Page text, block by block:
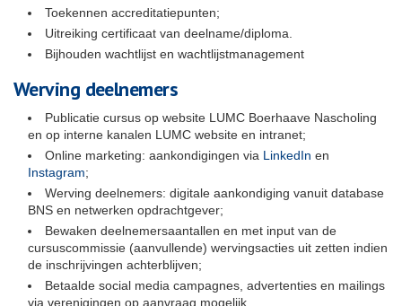
Toekennen accreditatiepunten;
Uitreiking certificaat van deelname/diploma.
Bijhouden wachtlijst en wachtlijstmanagement
Werving deelnemers
Publicatie cursus op website LUMC Boerhaave Nascholing
en op interne kanalen LUMC website en intranet;
Online marketing: aankondigingen via LinkedIn en
Instagram;
Werving deelnemers: digitale aankondiging vanuit database
BNS en netwerken opdrachtgever;
Bewaken deelnemersaantallen en met input van de
cursuscommissie (aanvullende) wervingsacties uit zetten indien
de inschrijvingen achterblijven;
Betaalde social media campagnes, advertenties en mailings
via verenigingen op aanvraag mogelijk.